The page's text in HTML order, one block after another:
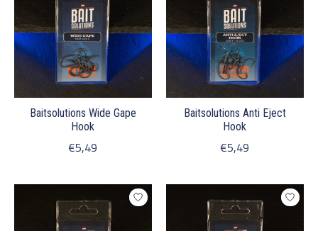
Baitsolutions Wide Gape
Hook
€5,49
Baitsolutions Anti Eject
Hook
€5,49